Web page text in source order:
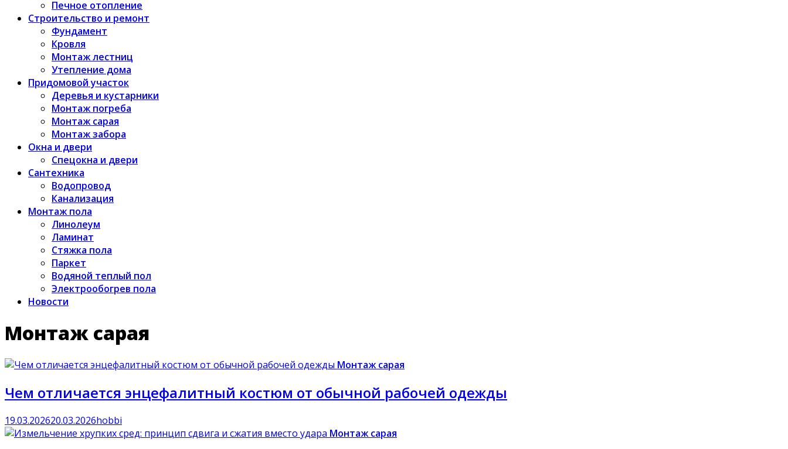
Печное отопление
Строительство и ремонт
Фундамент
Кровля
Монтаж лестниц
Утепление дома
Придомовой участок
Деревья и кустарники
Монтаж погреба
Монтаж сарая
Монтаж забора
Окна и двери
Спецокна и двери
Сантехника
Водопровод
Канализация
Монтаж пола
Линолеум
Ламинат
Стяжка пола
Паркет
Водяной теплый пол
Электрообогрев пола
Новости
Монтаж сарая
Монтаж сарая
Чем отличается энцефалитный костюм от обычной рабочей одежды
19.03.202620.03.2026hobbi
Монтаж сарая